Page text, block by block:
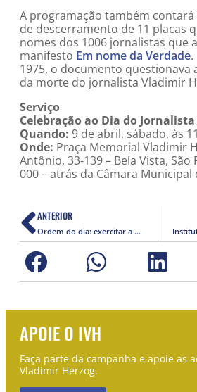
A programação também
de descerramento de 11 placas
nomes dos 1006 jornalistas que
manifesto Em nome da Verdade
1975, o documento questionava
da morte do jornalista Vladimir
Serviço
Celebração ao Dia do Jornalista
Quando: 9 de abril, sábado, às
Onde: Praça Memorial Vladimir
Antônio, 33-139 – Bela Vista, São
000 – atrás da Câmara Municipal
ANTERIOR
Ordem do dia: exercitar a memória, defender a democracia, educar para os direitos humanos
APOIE O IVH
Faça parte da campanha e apoie as
Vladimir Herzog.